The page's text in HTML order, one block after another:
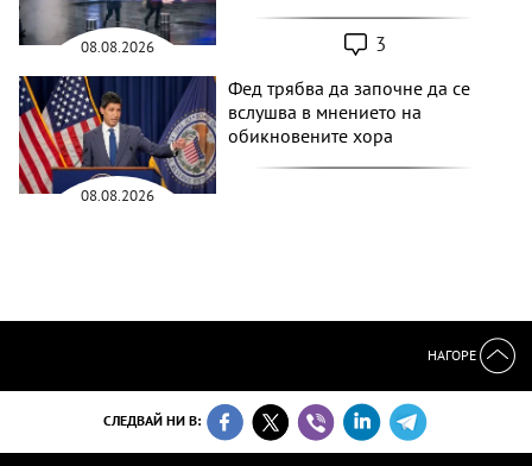
08.08.2026 3
08.08.2026
Фед трябва да започне да се
вслушва в мнението на
обикновените хора
НАГОРЕ
СЛЕДВАЙ НИ В: